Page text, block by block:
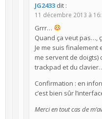
JG2433 dit :
11 décembre 2013 à
Grrr…
Quand ça veut pas…,
Je me suis finalement
me servent de doigts)
trackpad et du
Confirmation : en
c’est bien sûr
Merci en tout cas de